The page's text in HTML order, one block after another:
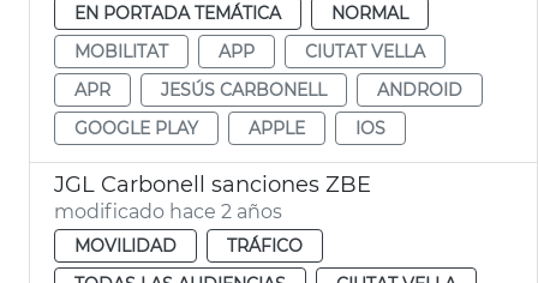
EN PORTADA TEMÁTICA
NORMAL
MOBILITAT
APP
CIUTAT VELLA
APR
JESÚS CARBONELL
ANDROID
GOOGLE PLAY
APPLE IOS
JGL Carbonell sanciones ZBE
modificado hace 2 años
MOVILIDAD
TRÁFICO